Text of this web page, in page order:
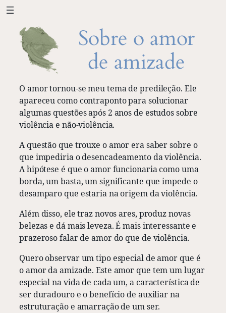
Saltar
conteúdo
Sobre o amor
de amizade
O amor tornou-se meu tema de predileção. Ele
apareceu como contraponto para solucionar
algumas questões após 2 anos de estudos sobre
violência e não-violência.
A questão que trouxe o amor era saber sobre o
que impediria o desencadeamento da violência.
A hipótese é que o amor funcionaria como uma
borda, um basta, um significante que impede o
desamparo que estaria na origem da violência.
Além disso, ele traz novos ares, produz novas
belezas e dá mais leveza. É mais interessante e
prazeroso falar de amor do que de violência.
Quero observar um tipo especial de amor que é
o amor da amizade. Este amor que tem um lugar
especial na vida de cada um, a característica de
ser duradouro e o benefício de auxiliar na
estruturação e amarração de um ser.